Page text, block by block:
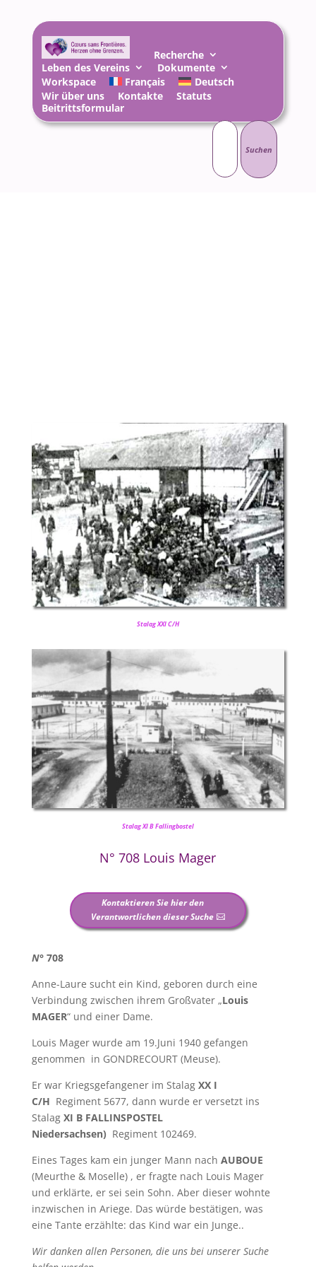
Recherche
Leben des Vereins
Dokumente
Workspace
Français
Deutsch
Wir über uns
Kontakte
Statuts
Beitrittsformular
Suchen
nach:
Stalag XXI C/H
Stalag XI B Fallingbostel
N° 708 Louis Mager
Kontaktieren Sie hier den
Verantwortlichen dieser Suche
N°708
Anne-Laure sucht ein Kind, geboren durch eine
Verbindung zwischen ihrem Großvater „Louis
MAGER“ und einer Dame.
Louis Mager wurde am 19.Juni 1940 gefangen
genommen in GONDRECOURT (Meuse).
Er war Kriegsgefangener im StalagXX I
C/H Regiment 5677, dann wurde er versetzt ins
Stalag XI B FALLINSPOSTEL
Niedersachsen) Regiment 102469.
Eines Tages kam ein junger Mann nach AUBOUE
(Meurthe & Moselle) , er fragte nach Louis Mager
und erklärte, er sei sein Sohn. Aber dieser wohnte
inzwischen in Ariege. Das würde bestätigen, was
eine Tante erzählte: das Kind war ein Junge..
Wir danken allen Personen, die uns bei unserer Suche